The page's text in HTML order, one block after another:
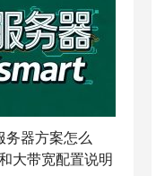
务器方案怎么
大带宽配置说明